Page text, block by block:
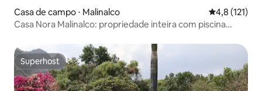
Casa de campo ⋅ Malinalco 4,8 de uma
4,8 (121)
Casa Nora Malinalco: propriedade inteira com piscina
Superhost
Superhost